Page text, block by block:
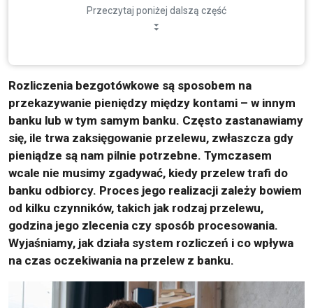
Przeczytaj poniżej dalszą część
Rozliczenia bezgotówkowe są sposobem na
przekazywanie pieniędzy między kontami – w innym
banku lub w tym samym banku. Często zastanawiamy
się, ile trwa zaksięgowanie przelewu, zwłaszcza gdy
pieniądze są nam pilnie potrzebne. Tymczasem
wcale nie musimy zgadywać, kiedy przelew trafi do
banku odbiorcy. Proces jego realizacji zależy bowiem
od kilku czynników, takich jak rodzaj przelewu,
godzina jego zlecenia czy sposób procesowania.
Wyjaśniamy, jak działa system rozliczeń i co wpływa
na czas oczekiwania na przelew z banku.